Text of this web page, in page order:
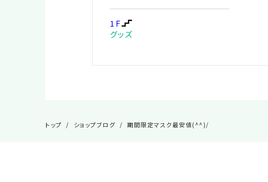
1F
グッズ
トップ ショップブログ 期間限定マスク最安値(^^)/